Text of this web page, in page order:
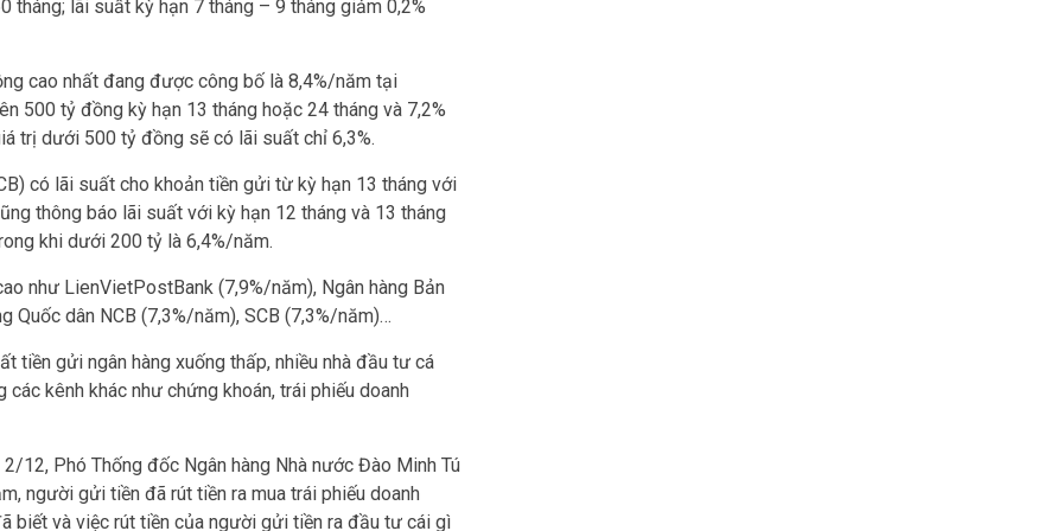
tháng; lãi suất kỳ hạn 7 tháng – 9 tháng giảm 0,2%
cao nhất đang được công bố là 8,4%/năm tại
500 tỷ đồng kỳ hạn 13 tháng hoặc 24 tháng và 7,2%
trị dưới 500 tỷ đồng sẽ có lãi suất chỉ 6,3%.
có lãi suất cho khoản tiền gửi từ kỳ hạn 13 tháng với
thông báo lãi suất với kỳ hạn 12 tháng và 13 tháng
khi dưới 200 tỷ là 6,4%/năm.
như LienVietPostBank (7,9%/năm), Ngân hàng Bản
Quốc dân NCB (7,3%/năm), SCB (7,3%/năm)…
tiền gửi ngân hàng xuống thấp, nhiều nhà đầu tư cá
kênh khác như chứng khoán, trái phiếu doanh
12, Phó Thống đốc Ngân hàng Nhà nước Đào Minh Tú
người gửi tiền đã rút tiền ra mua trái phiếu doanh
biết và việc rút tiền của người gửi tiền ra đầu tư cái gì